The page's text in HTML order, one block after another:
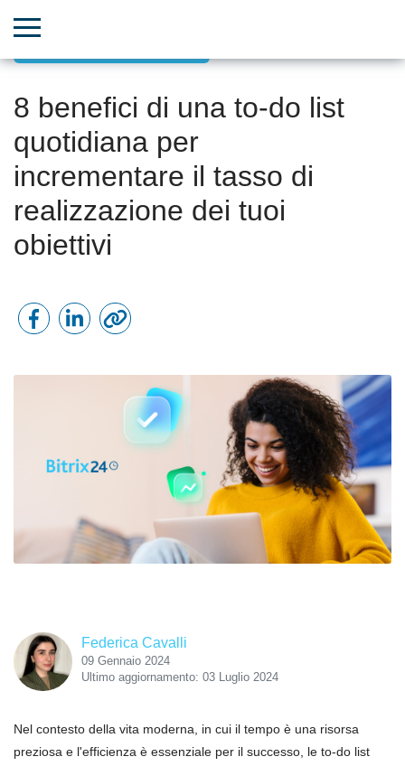
8 benefici di una to-do list
quotidiana per
incrementare il tasso di
realizzazione dei tuoi
obiettivi
Federica Cavalli
09 Gennaio 2024
Ultimo aggiornamento: 03 Luglio 2024
Nel contesto della vita moderna, in cui il tempo è una risorsa
preziosa e l'efficienza è essenziale per il successo, le to-do list